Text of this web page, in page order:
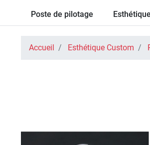
Poste de pilotage
Accueil Esthétique Custom